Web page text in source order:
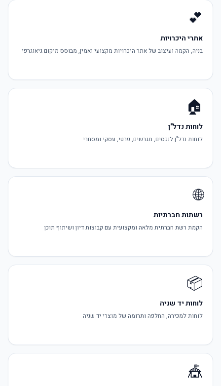
💕
אתרי היכרויות
בניה, הקמה ועיצוב של אתר היכרויות מקצועי ואמין, מבוסס מיקום גיאוגרפי
🏠
לוחות נדל"ן
לוחות נדל"ן לנכסים, מגרשים, פרטי, עסקי ומסחרי
🌐
רשתות חברתיות
הקמת רשת חברתית מלאה ומקצועית עם קבוצות דיון ושיתוף תוכן
📦
לוחות יד שניה
לוחות למכירה, החלפה ותרומה של מוצרי יד שניה
🎪